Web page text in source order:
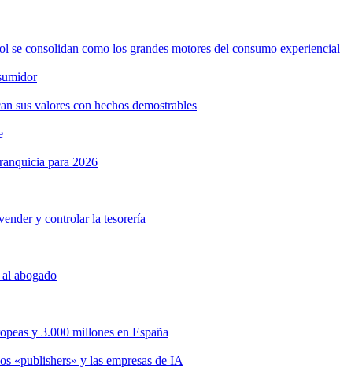
consolidan como los grandes motores del consumo experiencial
sus valores con hechos demostrables
para 2026
y controlar la tesorería
abogado
y 3.000 millones en España
«publishers» y las empresas de IA